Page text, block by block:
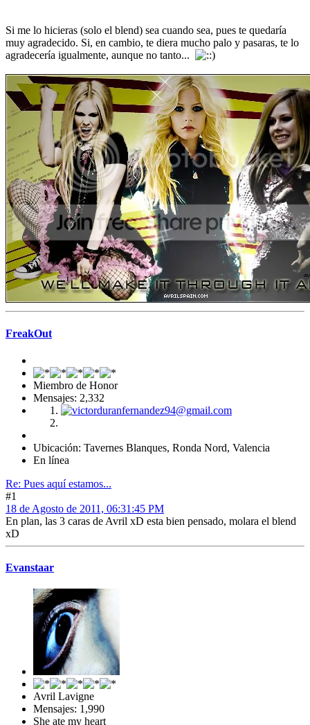
Si me lo hicieras (solo el blend) sea cuando sea, pues te quedaría
muy agradecido. Si, en cambio, te diera mucho palo y pasaras, te lo
agradecería igualmente, aunque no tanto...
FreakOut
Miembro de Honor
Mensajes: 2,332
Ubicación: Tavernes Blanques, Ronda Nord, Valencia
En línea
Re: Pues aquí estamos...
#1
18 de Agosto de 2011, 06:31:45 PM
En plan, las 3 caras de Avril xD esta bien pensado, molara el blend
xD
Evanstaar
Avril Lavigne
Mensajes: 1,990
She ate my heart